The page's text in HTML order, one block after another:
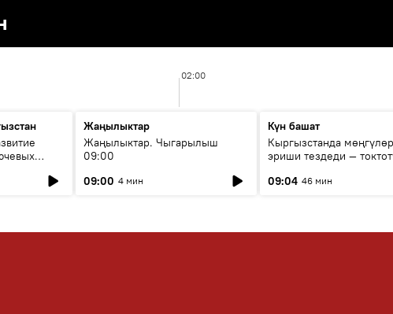
02:00
Жаңылыктар
Жаңылыктар. Чыгарылыш
09:00
09:00 4 мин
Күн башат
Кыргызстанда
эриши тездеди —
09:04 46 мин